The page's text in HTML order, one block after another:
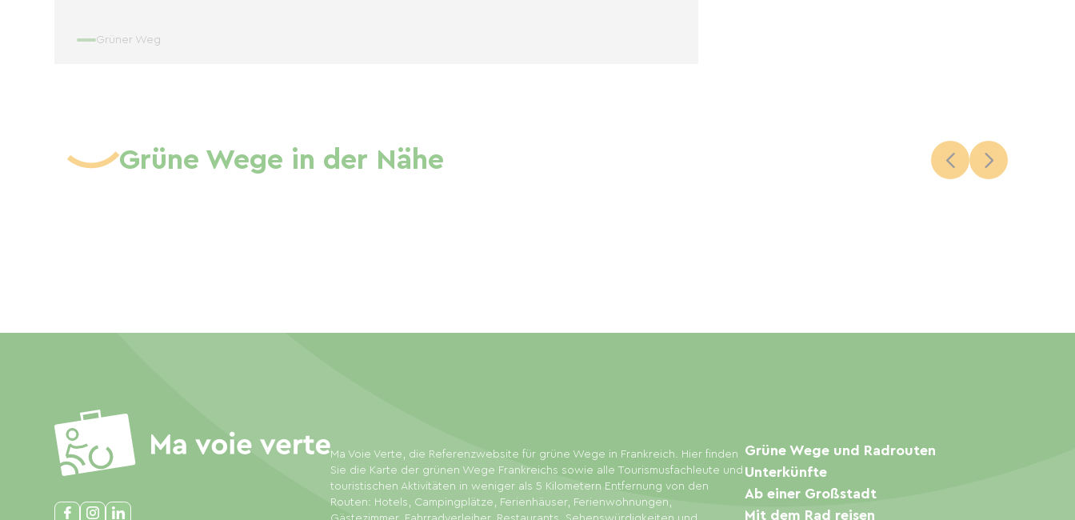
Grüner Weg
Grüne Wege in der Nähe
Ma Voie Verte, die Referenzwebsite für grüne Wege in Frankreich. Hier finden
Sie die Karte der grünen Wege Frankreichs sowie alle Tourismusfachleute und
touristischen Aktivitäten in weniger als 5 Kilometern Entfernung von den
Routen: Hotels, Campingplätze, Ferienhäuser, Ferienwohnungen,
Grüne Wege und Radrouten
Unterkünfte
Ab einer Großstadt
Mit dem Rad reisen